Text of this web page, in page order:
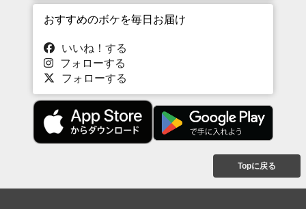
おすすめのボケを毎日お届け
いいね！する
フォローする
フォローする
Topに戻る